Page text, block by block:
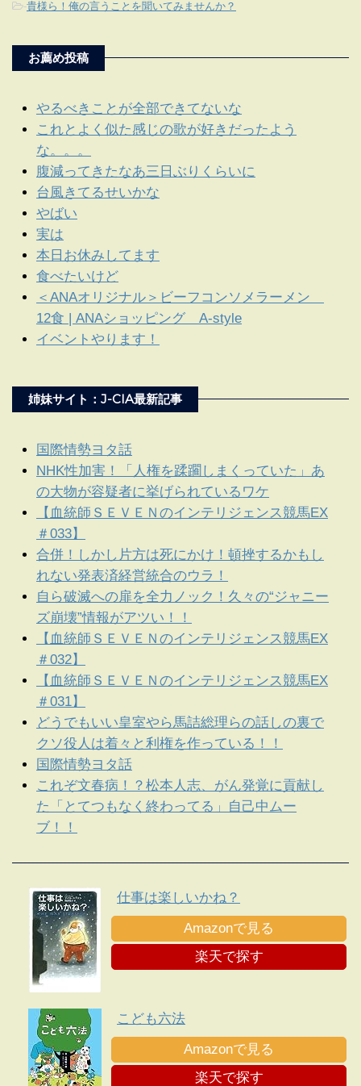
-貴様ら！俺の言うことを聞いてみませんか？
お薦め投稿
やるべきことが全部できてないな
これとよく似た感じの歌が好きだったよう
な。。。
腹減ってきたなあ三日ぶりくらいに
台風きてるせいかな
やばい
実は
本日お休みしてます
食べたいけど
＜ANAオリジナル＞ビーフコンソメラーメン
12食 | ANAショッピング A-style
イベントやります！
姉妹サイト：J-CIA最新記事
国際情勢ヨタ話
NHK性加害！「人権を蹂躙しまくっていた」あ
の大物が容疑者に挙げられているワケ
【血統師ＳＥＶＥＮのインテリジェンス競馬EX
＃033】
合併！しかし片方は死にかけ！頓挫するかもし
れない発表済経営統合のウラ！
自ら破滅への扉を全力ノック！久々の“ジャニー
ズ崩壊”情報がアツい！！
【血統師ＳＥＶＥＮのインテリジェンス競馬EX
＃032】
【血統師ＳＥＶＥＮのインテリジェンス競馬EX
＃031】
どうでもいい皇室やら馬詰総理らの話しの裏で
クソ役人は着々と利権を作っている！！
国際情勢ヨタ話
これぞ文春病！？松本人志、がん発覚に貢献し
た「とてつもなく終わってる」自己中ムー
ブ！！
仕事は楽しいかね？
Amazonで見る
楽天で探す
こども六法
Amazonで見る
楽天で探す